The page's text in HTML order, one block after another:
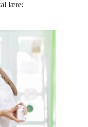
lære: